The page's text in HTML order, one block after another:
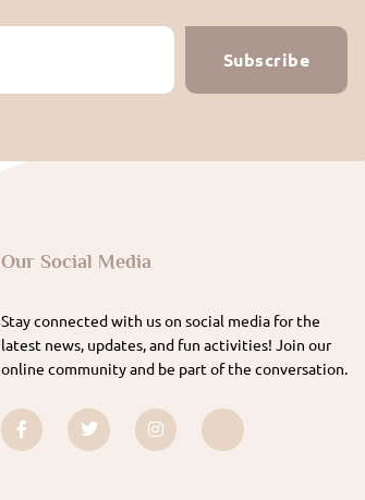
Subscribe
Our Social Media
Stay connected with us on social media for the
latest news, updates, and fun activities! Join our
online community and be part of the conversation.